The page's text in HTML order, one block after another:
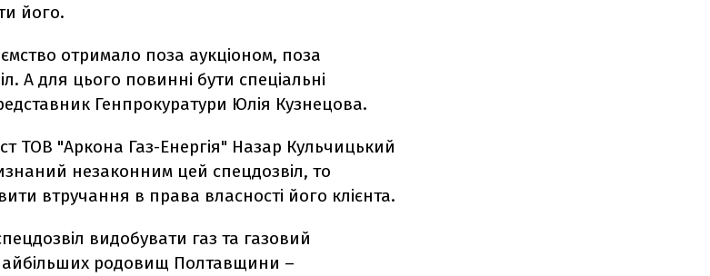
його.
отримало поза аукціоном, поза
А для цього повинні бути спеціальні
Генпрокуратури Юлія Кузнецова.
ТОВ "Аркона Газ-Енергія" Назар Кульчицький
незаконним цей спецдозвіл, то
втручання в права власності його клієнта.
видобувати газ та газовий
родовищ Полтавщини –